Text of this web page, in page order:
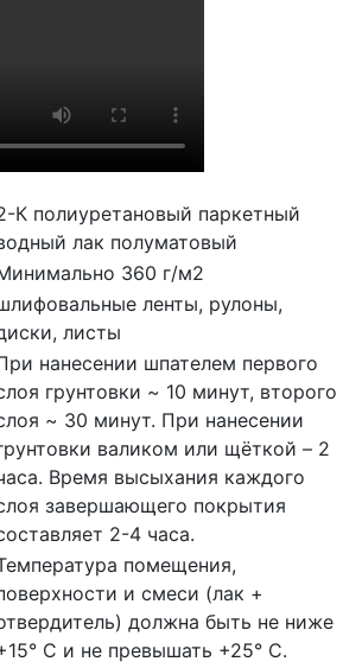
К полиуретановый паркетный
лак полуматовый
360 г/м2
ленты, рулоны,
листы
нанесении шпателем первого
грунтовки ~ 10 минут, второго
~ 30 минут. При нанесении
валиком или щёткой – 2
Время высыхания каждого
завершающего покрытия
2-4 часа.
помещения,
и смеси (лак +
должна быть не ниже
С и не превышать +25° C.